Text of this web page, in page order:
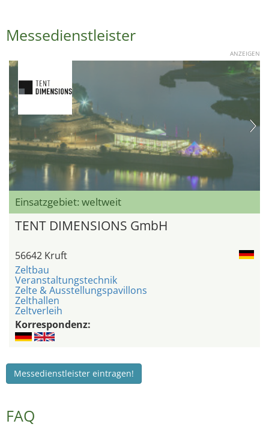
Messedienstleister
ANZEIGEN
Einsatzgebiet: weltweit
TENT DIMENSIONS GmbH
56642 Kruft
Zeltbau
Veranstaltungstechnik
Zelte & Ausstellungspavillons
Zelthallen
Zeltverleih
Korrespondenz:
Messedienstleister eintragen!
FAQ